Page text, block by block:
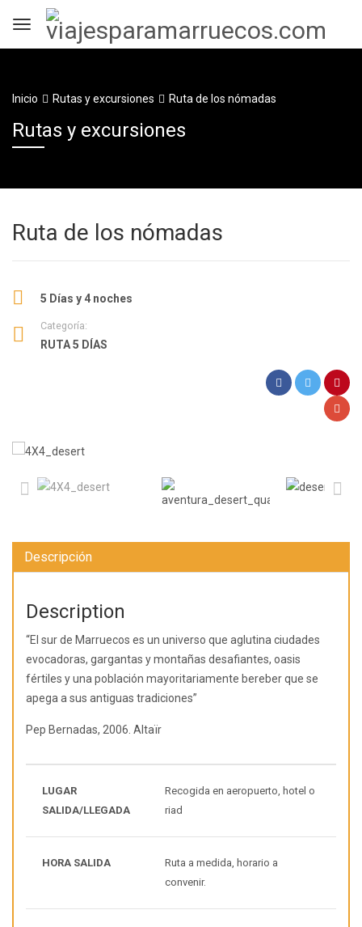
Inicio Rutas y excursiones Ruta de los nómadas
Rutas y excursiones
Ruta de los nómadas
5 Días y 4 noches
Categoría:
RUTA 5 DÍAS
Descripción
Description
“El sur de Marruecos es un universo que aglutina ciudades
evocadoras, gargantas y montañas desafiantes, oasis
fértiles y una población mayoritariamente bereber que se
apega a sus antiguas tradiciones”
Pep Bernadas, 2006. Altaïr
LUGAR
SALIDA/LLEGADA
Recogida en aeropuerto, hotel o
riad
HORA SALIDA
Ruta a medida, horario a
convenir.